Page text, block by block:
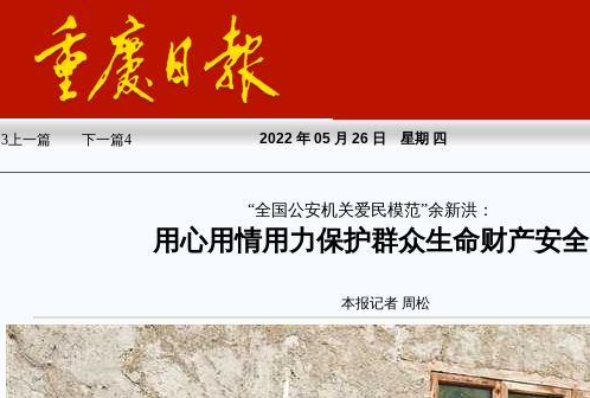
3上一篇 下一篇4 2022年 05 月 26 日 星期四
“全国公安机关爱民模范”余新洪：
用心用情用力保护群众生命财产安全
本报记者 周松